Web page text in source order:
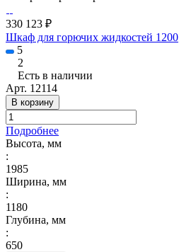
330 123 ₽
Шкаф для горючих жидкостей 1200
5
2
Есть в наличии
Арт. 12114
В корзину
Подробнее
Высота, мм
:
1985
Ширина, мм
:
1180
Глубина, мм
:
650